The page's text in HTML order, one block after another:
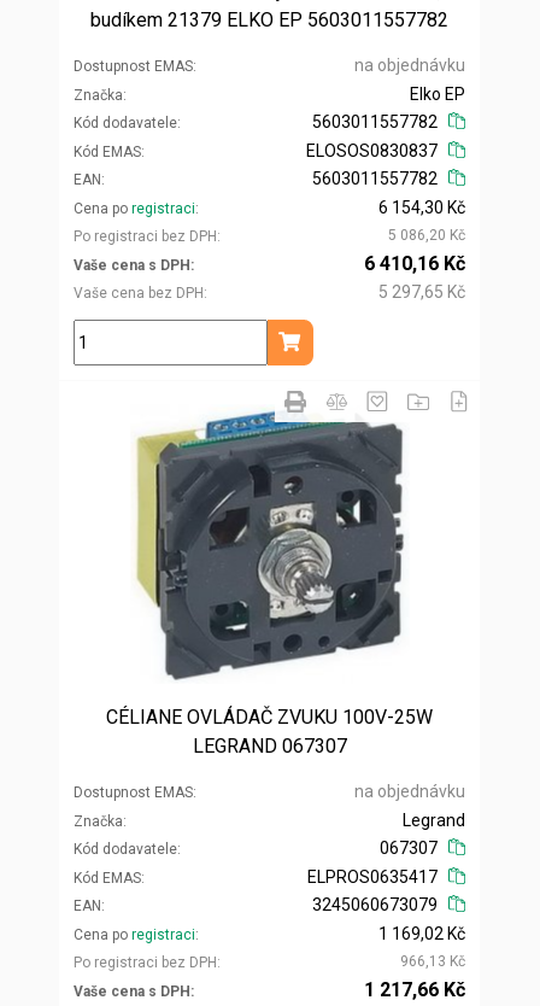
budíkem 21379 ELKO EP 5603011557782
Dostupnost EMAS na objednávku
Značka
Kód dodavatele
Elko EP
5603011557782
Kód EMAS
EAN
ELOSOS0830837
5603011557782
Cena po registraci
Po registraci bez DPH
6 154,30 Kč
5 086,20 Kč
Vaše cena s DPH
Vaše cena bez DPH
6 410,16 Kč
5 297,65 Kč
ks
Přidat do košíku
CÉLIANE OVLÁDAČ ZVUKU 100V-25W
LEGRAND 067307
Dostupnost EMAS na objednávku
Značka
Kód dodavatele
Legrand
067307
Kód EMAS
EAN
ELPROS0635417
3245060673079
Cena po registraci
Po registraci bez DPH
1 169,02 Kč
966,13 Kč
Vaše cena s DPH
1 217,66 Kč